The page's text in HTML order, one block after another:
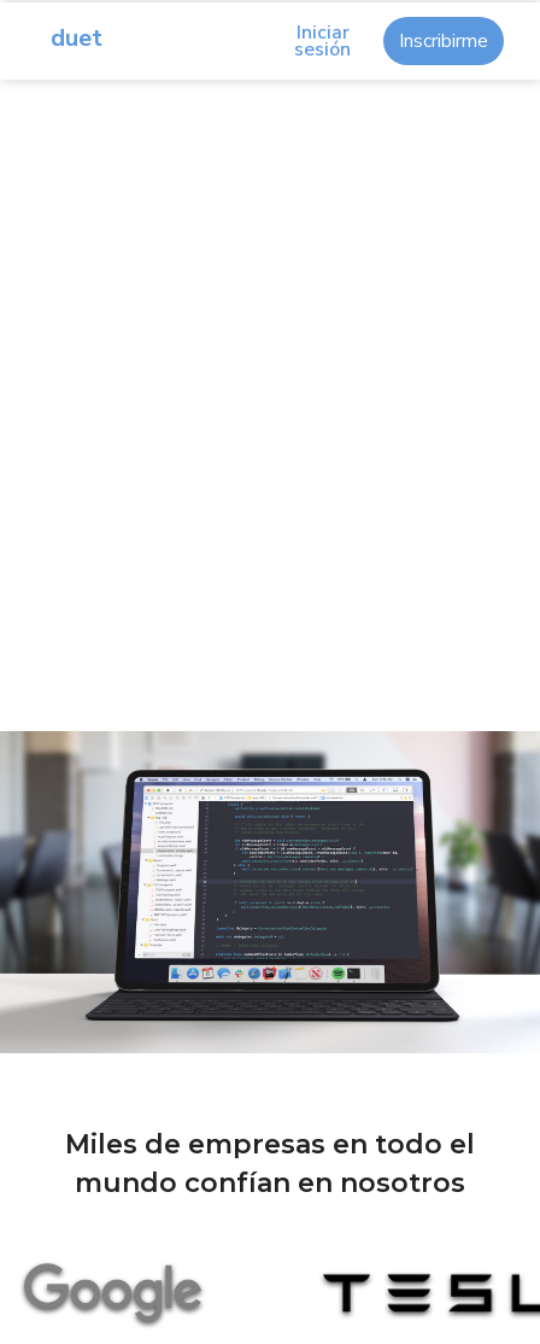
duet Iniciar
sesión Inscribirme
Android como monitor
iMac como segundo monitor
Miles de empresas en todo el
mundo confían en nosotros